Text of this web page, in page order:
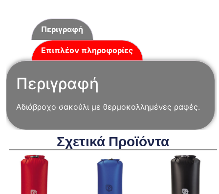
Περιγραφή
Επιπλέον πληροφορίες
Περιγραφή
Αδιάβροχο σακούλι με θερμοκολλημένες ραφές.
Σχετικά Προϊόντα